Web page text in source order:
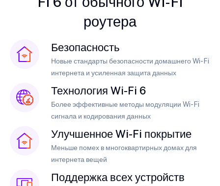
роутера
Безопасность
Новые стандарты безопасности домашнего Wi-Fi
интернета и усиленная защита данных
Технология Wi-Fi 6
Более эффективные методы модуляции Wi-Fi
сигнала и кодирования данных
Улучшенное Wi-Fi покрытие
Меньше помех в многоквартирных домах для
интернета вещей
Поддержка всех устройств